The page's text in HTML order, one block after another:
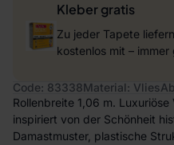
Kleber gratis
Zu jeder Tapete
kostenlos mit –
Code: 83338Material: Vlies
Rollenbreite 1,06 m.
inspiriert von der Schönheit
Damastmuster, plastische